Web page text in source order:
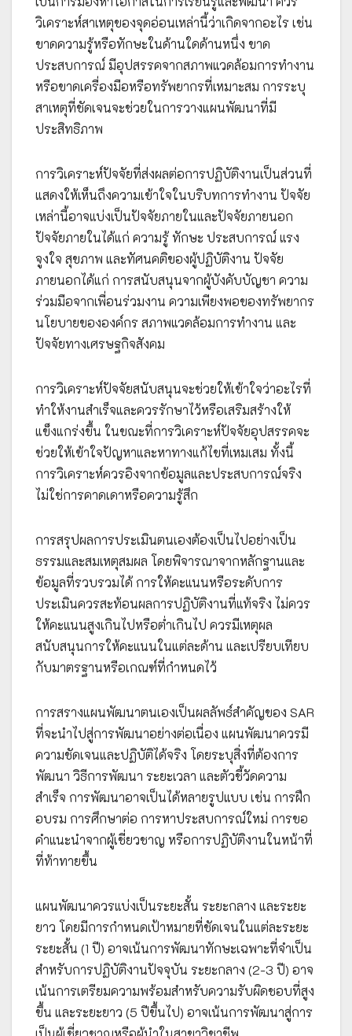
วิเคราะห์สาเหตุของจุดอ่อนเหล่านี้ว่าเกิดจากอะไร เช่น
ขาดความรู้หรือทักษะในด้านใดด้านหนึ่ง ขาด
ประสบการณ์ มีอุปสรรคจากสภาพแวดล้อมการทำงาน
หรือขาดเครื่องมือหรือทรัพยากรที่เหมาะสม การระบุ
สาเหตุที่ชัดเจนจะช่วยในการวางแผนพัฒนาที่มี
ประสิทธิภาพ
การวิเคราะห์ปัจจัยที่ส่งผลต่อการปฏิบัติงานเป็นส่วนที่
แสดงให้เห็นถึงความเข้าใจในบริบทการทำงาน ปัจจัย
เหล่านี้อาจแบ่งเป็นปัจจัยภายในและปัจจัยภายนอก
ปัจจัยภายในได้แก่ ความรู้ ทักษะ ประสบการณ์ แรง
จูงใจ สุขภาพ และทัศนคติของผู้ปฏิบัติงาน ปัจจัย
ภายนอกได้แก่ การสนับสนุนจากผู้บังคับบัญชา ความ
ร่วมมือจากเพื่อนร่วมงาน ความเพียงพอของทรัพยากร
นโยบายขององค์กร สภาพแวดล้อมการทำงาน และ
ปัจจัยทางเศรษฐกิจสังคม
การวิเคราะห์ปัจจัยสนับสนุนจะช่วยให้เข้าใจว่าอะไรที่
ทำให้งานสำเร็จและควรรักษาไว้หรือเสริมสร้างให้
แข็งแกร่งขึ้น ในขณะที่การวิเคราะห์ปัจจัยอุปสรรคจะ
ช่วยให้เข้าใจปัญหาและหาทางแก้ไขที่เหมเสม ทั้งนี้
การวิเคราะห์ควรอิงจากข้อมูลและประสบการณ์จริง
ไม่ใช่การคาดเดาหรือความรู้สึก
การสรุปผลการประเมินตนเองต้องเป็นไปอย่างเป็น
ธรรมและสมเหตุสมผล โดยพิจารณาจากหลักฐานและ
ข้อมูลที่รวบรวมได้ การให้คะแนนหรือระดับการ
ประเมินควรสะท้อนผลการปฏิบัติงานที่แท้จริง ไม่ควร
ให้คะแนนสูงเกินไปหรือต่ำเกินไป ควรมีเหตุผล
สนับสนุนการให้คะแนนในแต่ละด้าน และเปรียบเทียบ
กับมาตรฐานหรือเกณฑ์ที่กำหนดไว้
การสรางแผนพัฒนาตนเองเป็นผลลัพธ์สำคัญของ SAR
ที่จะนำไปสู่การพัฒนาอย่างต่อเนื่อง แผนพัฒนาควรมี
ความชัดเจนและปฏิบัติได้จริง โดยระบุสิ่งที่ต้องการ
พัฒนา วิธีการพัฒนา ระยะเวลา และตัวชี้วัดความ
สำเร็จ การพัฒนาอาจเป็นได้หลายรูปแบบ เช่น การฝึก
อบรม การศึกษาต่อ การหาประสบการณ์ใหม่ การขอ
คำแนะนำจากผู้เชี่ยวชาญ หรือการปฏิบัติงานในหน้าที่
ที่ท้าทายขึ้น
แผนพัฒนาควรแบ่งเป็นระยะสั้น ระยะกลาง และระยะ
ยาว โดยมีการกำหนดเป้าหมายที่ชัดเจนในแต่ละระยะ
ระยะสั้น (1 ปี) อาจเน้นการพัฒนาทักษะเฉพาะที่จำเป็น
สำหรับการปฏิบัติงานปัจจุบัน ระยะกลาง (2-3 ปี) อาจ
เน้นการเตรียมความพร้อมสำหรับความรับผิดชอบที่สูง
ขึ้น และระยะยาว (5 ปีขึ้นไป) อาจเน้นการพัฒนาสู่การ